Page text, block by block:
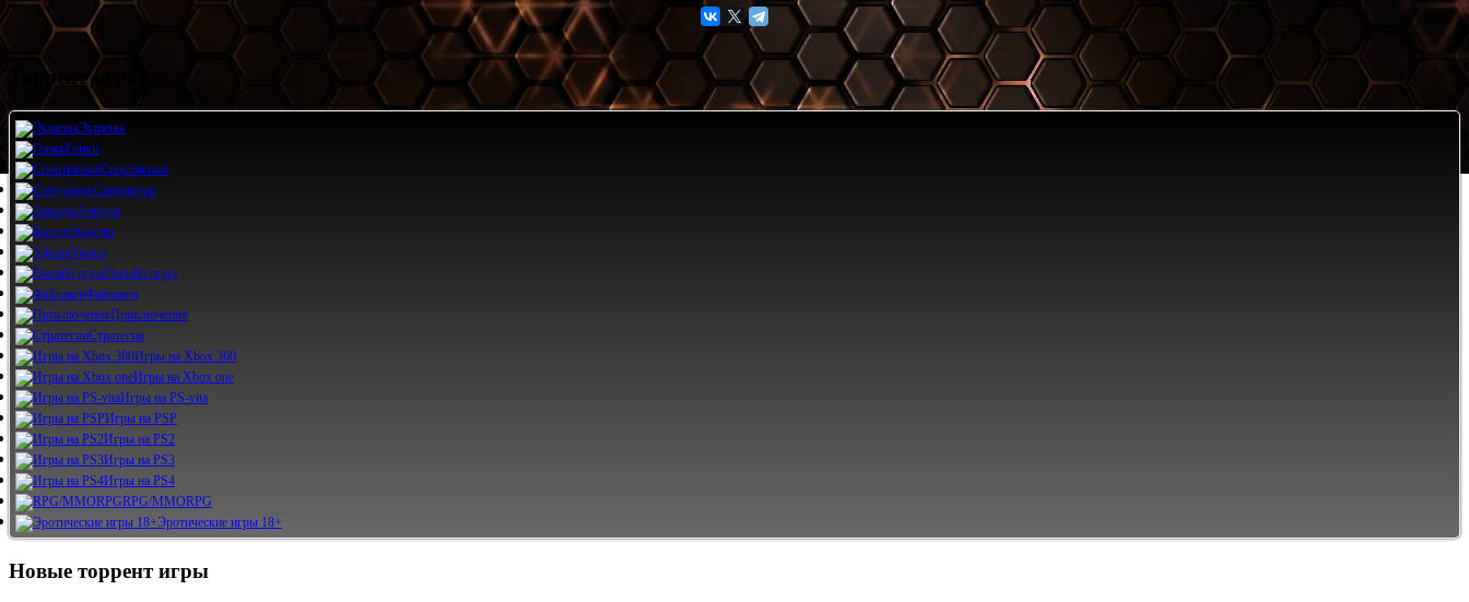
Торрент игры
Экшены
Гонки
Спортивные
Симулятор
Аркады
Квесты
Ужасы
Онлайн игры
Файтинги
Приключения
Стратегии
Игры на Xbox 360
Игры на Xbox one
Игры на PS-vita
Игры на PSP
Игры на PS2
Игры на PS3
Игры на PS4
RPG/MMORPG
Эротические игры 18+
Новые торрент игры